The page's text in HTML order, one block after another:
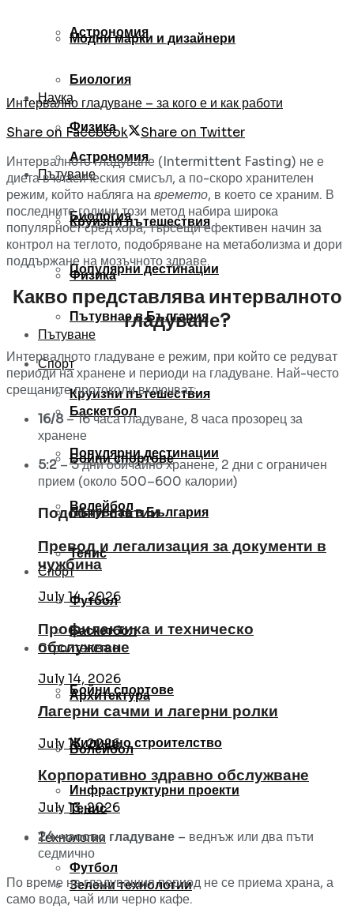
Модни марки и дизайнери
Наука
Астрономия
Биология
Физика
Пътуване
Круизни пътешествия
Популярни дестинации
Пътувнае в България
Спорт
Баскетбол
Бойни спортове
Волейбол
Тенис
Футбол
Астрономия
Биология
Физика
Пътуване
Круизни пътешествия
Популярни дестинации
Пътувнае в България
Спорт
Баскетбол
Бойни спортове
Волейбол
Тенис
Футбол
Строителство
Архитектура
Жилищно строителство
Инфраструктурни проекти
Технологии
Зелени технологии
Интервално гладуване – за кого е и как работи
Share on Facebook
Share on Twitter
Интервалното гладуване (Intermittent Fasting) не е
диета в класическия смисъл, а по-скоро хранителен
режим, който набляга навремето, в което се храним. В
последните години този метод набира широка
популярност сред хора, търсещи ефективен начин за
контрол на теглото, подобряване на метаболизма и дори
поддържане на мозъчното здраве.
Какво представлява интервалното
гладуване?
Интервалното гладуване е режим, при който се редуват
периоди на хранене и периоди на гладуване. Най-често
срещаните протоколи включват:
16/8– 16 часа гладуване, 8 часа прозорец за
хранене
5:2– 5 дни обичайно хранене, 2 дни с ограничен
прием (около 500–600 калории)
Подобни статии
Превод и легализация за документи в
чужбина
July 14, 2026
Профилактика и техническо
обслужване
July 14, 2026
Лагерни сачми и лагерни ролки
July 13, 2026
Корпоративно здравно обслужване
July 13, 2026
24-часово гладуване – веднъж или два пъти
седмично
По време на гладуващия период не се приема храна, а
само вода, чай или черно кафе.